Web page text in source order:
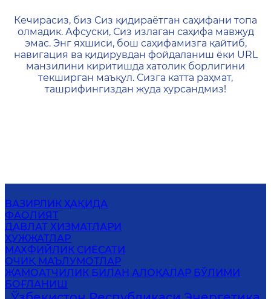
404 — Страница не
Кечирасиз, биз Сиз қидираётган саҳифани топа
олмадик. Афсуски, Сиз излаган саҳифа мавжуд
эмас. Энг яхшиси, бош саҳифамизга қайтиб,
навигация ва қидирувдан фойдаланиш ёки URL
манзилини киритишда хатолик борлигини
текширган маъқул. Сизга катта раҳмат,
ташрифингиздан жуда хурсандмиз!
ВАЗИРЛИК ҲАҚИДА
ФАОЛИЯТ
ДАВЛАТ ХИЗМАТЛАРИ
ҲУЖЖАТЛАР
МАХФИЙЛИК СИЁСАТИ
ОЧИҚ МАЪЛУМОТЛАР
ЖАМОАТЧИЛИК БИЛАН АЛОҚАЛАР БЎЛИМИ
БОҒЛАНИШ